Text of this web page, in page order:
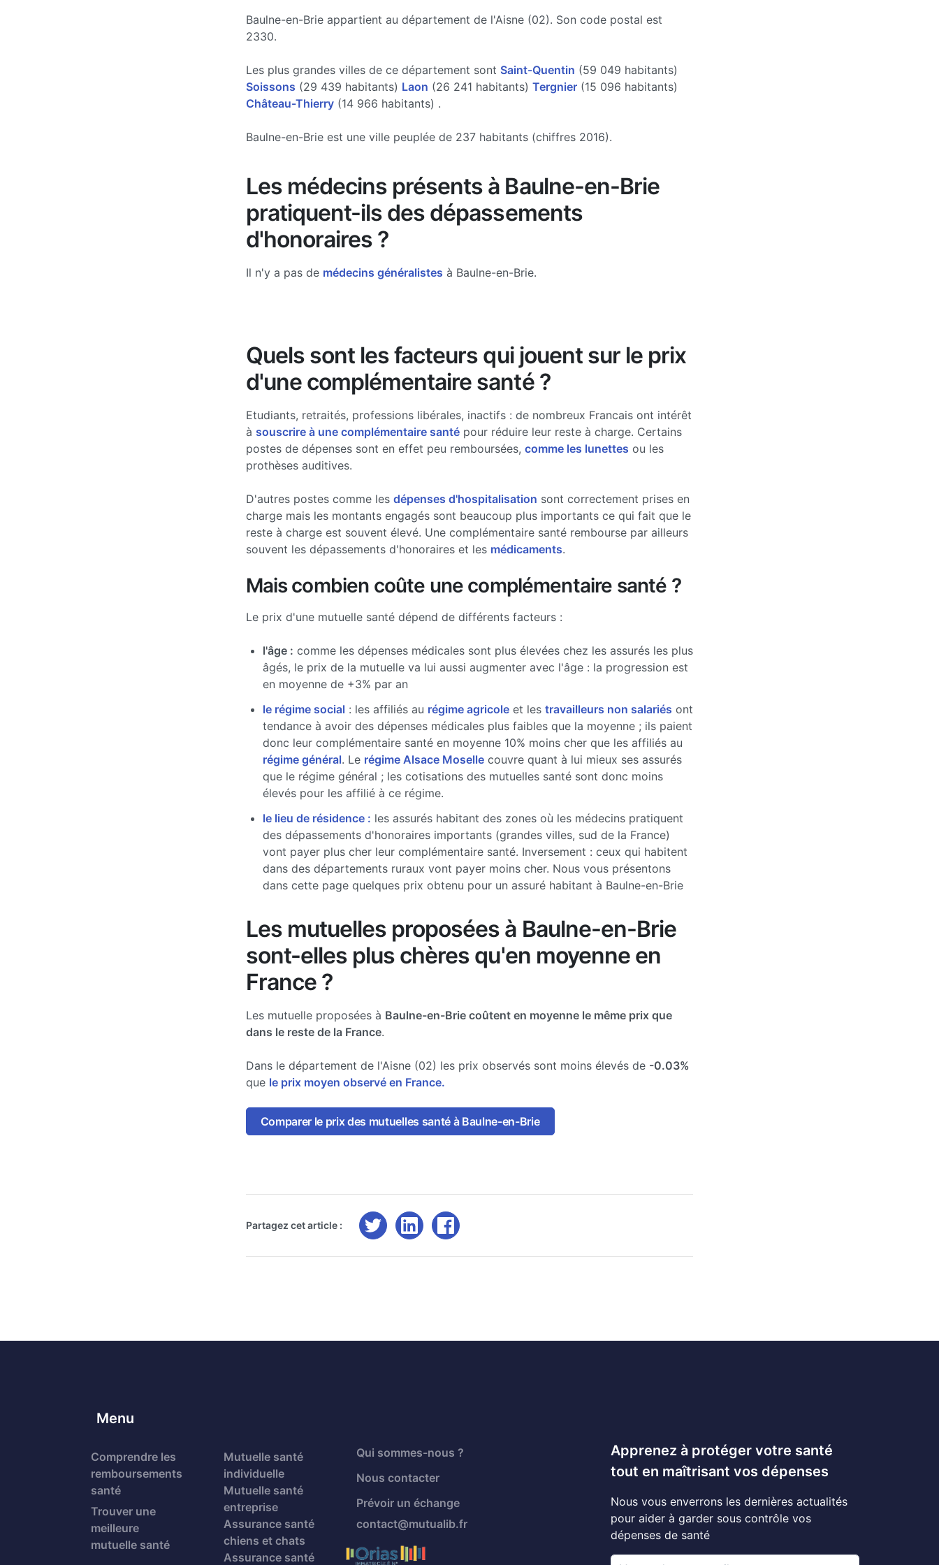
Baulne-en-Brie appartient au département de l'Aisne (02). Son code postal est
2330.
Les plus grandes villes de ce département sont Saint-Quentin (59 049 habitants)
Soissons (29 439 habitants) Laon (26 241 habitants) Tergnier(15 096 habitants)
Château-Thierry(14 966 habitants) .
Baulne-en-Brie est une ville peuplée de 237 habitants (chiffres 2016).
Les médecins présents à Baulne-en-Brie
pratiquent-ils des dépassements
d'honoraires ?
Il n'y a pas de médecins généralistes à Baulne-en-Brie.
Quels sont les facteurs qui jouent sur le prix
d'une complémentaire santé ?
Etudiants, retraités, professions libérales, inactifs : de nombreux Francais ont intérêt
à souscrire à une complémentaire santépour réduire leur reste à charge. Certains
postes de dépenses sont en effet peu remboursées, comme les lunettes ou les
prothèses auditives.
D'autres postes comme les dépenses d'hospitalisation sont correctement prises en
charge mais les montants engagés sont beaucoup plus importants ce qui fait que le
reste à charge est souvent élevé. Une complémentaire santé rembourse par ailleurs
souvent les dépassements d'honoraires et les médicaments.
Mais combien coûte une complémentaire santé ?
Le prix d'une mutuelle santé dépend de différents facteurs :
l'âge : comme les dépenses médicales sont plus élevées chez les assurés les plus
âgés, le prix de la mutuelle va lui aussi augmenter avec l'âge : la progression est
en moyenne de +3% par an
le régime social : les affiliés au régime agricoleet les travailleurs non salariés ont
tendance à avoir des dépenses médicales plus faibles que la moyenne ; ils paient
donc leur complémentaire santé en moyenne 10% moins cher que les affiliés au
régime général. Le régime Alsace Mosellecouvre quant à lui mieux ses assurés
que le régime général ; les cotisations des mutuelles santé sont donc moins
élevés pour les affilié à ce régime.
le lieu de résidence : les assurés habitant des zones où les médecins pratiquent
des dépassements d'honoraires importants (grandes villes, sud de la France)
vont payer plus cher leur complémentaire santé. Inversement : ceux qui habitent
dans des départements ruraux vont payer moins cher. Nous vous présentons
dans cette page quelques prix obtenu pour un assuré habitant à Baulne-en-Brie
Les mutuelles proposées à Baulne-en-Brie
sont-elles plus chères qu'en moyenne en
France ?
Les mutuelle proposées à Baulne-en-Brie coûtent en moyenne le même prix que
dans le reste de la France.
Dans le département de l'Aisne (02) les prix observés sont moins élevés de -0.03%
que le prix moyen observé en France.
Comparer le prix des mutuelles santé à Baulne-en-Brie
Partagez cet article :
Menu
Comprendre les
remboursements
santé
Trouver une
meilleure
mutuelle santé
Mutuelle santé
individuelle
Mutuelle santé
entreprise
Assurance santé
chiens et chats
Assurance santé
Qui sommes-nous ?
Nous contacter
Prévoir un échange
contact@mutualib.fr
Apprenez à protéger votre santé
tout en maîtrisant vos dépenses
Nous vous enverrons les dernières actualités
pour aider à garder sous contrôle vos
dépenses de santé